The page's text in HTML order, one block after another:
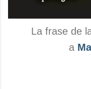
La frase de
a